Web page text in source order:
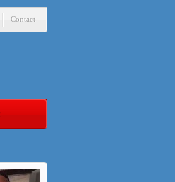
Contact